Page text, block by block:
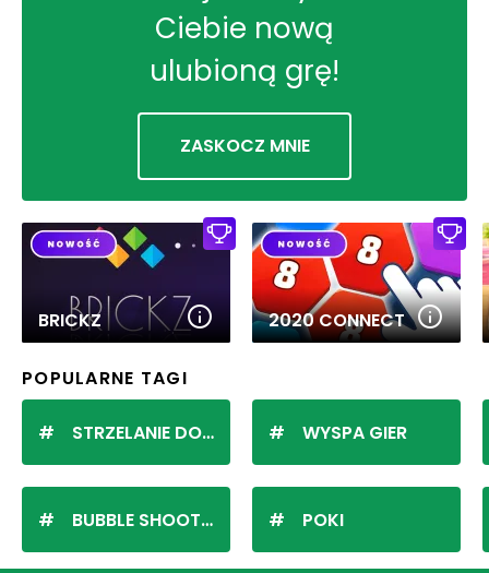
Ciebie nową
ulubioną grę!
ZASKOCZ MNIE
BRICKZ 2020 CONNECT
POPULARNE TAGI
STRZELANIE DO KULEK
BUBBLE SHOOTER
WYSPA GIER
POKI